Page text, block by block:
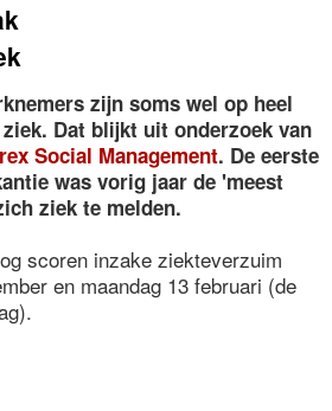
zijn soms wel op heel
Dat blijkt uit onderzoek van
Social Management. De eerste
was vorig jaar de 'meest
ziek te melden.
scoren inzake ziekteverzuim
en maandag 13 februari (de